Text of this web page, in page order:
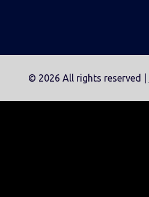
© 2026 All rights reserved |